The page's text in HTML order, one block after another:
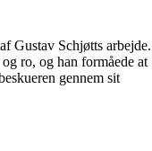
Gustav Schjøtts arbejde.
ro, og han formåede at
gennem sit